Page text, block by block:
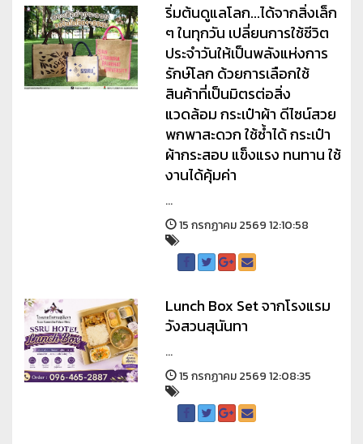
ริ่มต้นดูแลโลก...ได้จากสิ่งเล็ก
ๆ ในทุกวัน เปลี่ยนการใช้ชีวิต
ประจำวันให้เป็นพลังแห่งการ
รักษ์โลก ด้วยการเลือกใช้
สินค้าที่เป็นมิตรต่อสิ่ง
แวดล้อม กระเป๋าผ้า ดีไซน์สวย
พกพาสะดวก ใช้ซ้ำได้ กระเป๋า
ผ้ากระสอบ แข็งแรง ทนทาน ใช้
งานได้คุ้มค่า
...
15 กรกฏาคม 2569 12:10:58
Lunch Box Set จากโรงแรม
วังสวนสุนันทา
...
15 กรกฏาคม 2569 12:08:35